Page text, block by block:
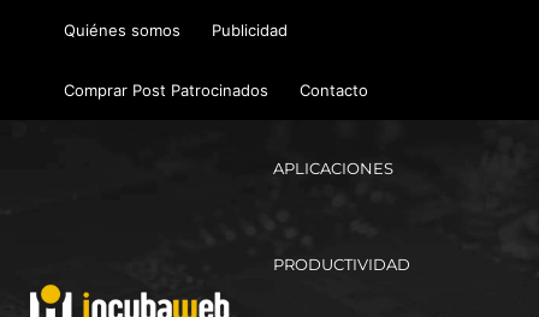
Quiénes somos Publicidad
Comprar Post Patrocinados Contacto
APLICACIONES
PRODUCTIVIDAD